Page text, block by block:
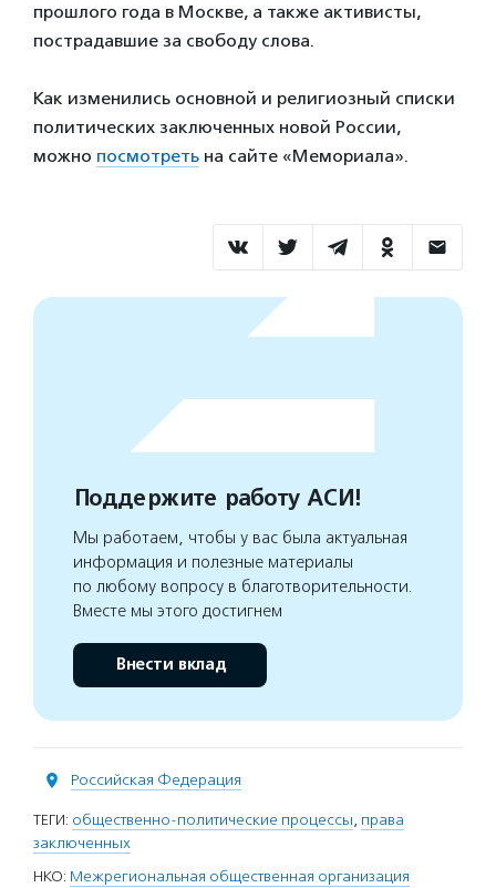
прошлого года в Москве, а также активисты,
пострадавшие за свободу слова.
Как изменились основной и религиозный списки
политических заключенных новой России,
можно посмотреть на сайте «Мемориала».
Поддержите работу АСИ!
Мы работаем, чтобы у вас была актуальная
информация и полезные материалы
по любому вопросу в благотворительности.
Вместе мы этого достигнем
Внести вклад
Российская Федерация
ТЕГИ: общественно-политические процессы, права
заключенных
НКО: Межрегиональная общественная организация